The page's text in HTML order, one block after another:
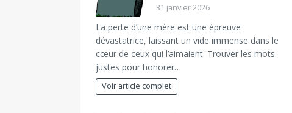
31 janvier 2026
La perte d’une mère est une épreuve
dévastatrice, laissant un vide immense dans le
cœur de ceux qui l’aimaient. Trouver les mots
justes pour honorer…
Voir article complet